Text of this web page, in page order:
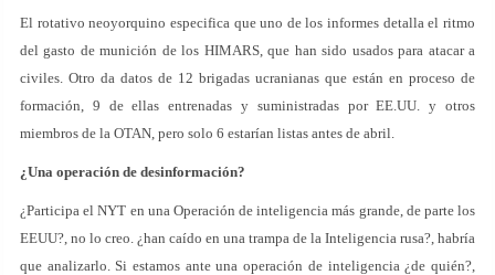
El rotativo neoyorquino especifica que uno de los informes detalla el ritmo
del gasto de munición de los HIMARS, que han sido usados para atacar a
civiles. Otro da datos de 12 brigadas ucranianas que están en proceso de
formación, 9 de ellas entrenadas y suministradas por EE.UU. y otros
miembros de la OTAN, pero solo 6 estarían listas antes de abril.
¿Una operación de desinformación?
¿Participa el NYT en una Operación de inteligencia más grande, de parte los
EEUU?, no lo creo. ¿han caído en una trampa de la Inteligencia rusa?, habría
que analizarlo. Si estamos ante una operación de inteligencia ¿de quién?,